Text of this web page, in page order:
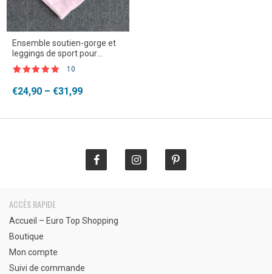
Ensemble soutien-gorge et
leggings de sport pour
femmes
basé sur
10
€24,90 – €31,99
Plage
ACCÈS RAPIDE
Accueil – Euro Top Shopping
Boutique
Mon compte
Suivi de commande